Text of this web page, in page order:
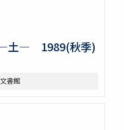
―土― 1989(秋季)
書館